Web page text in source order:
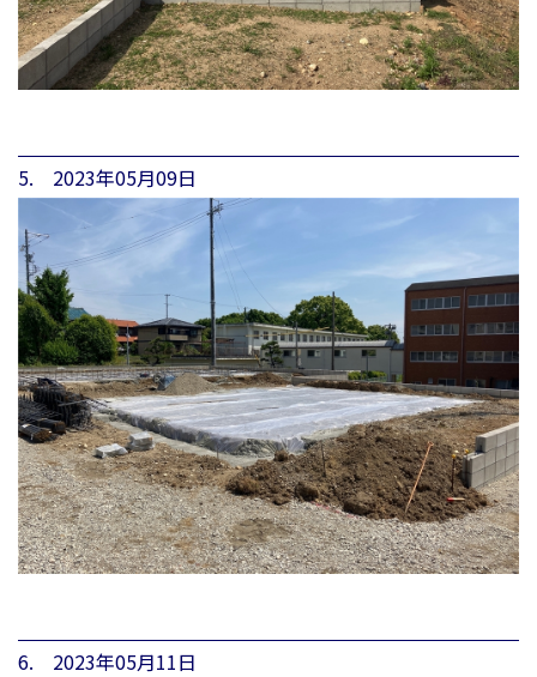
5. 2023年05月09日
6. 2023年05月11日